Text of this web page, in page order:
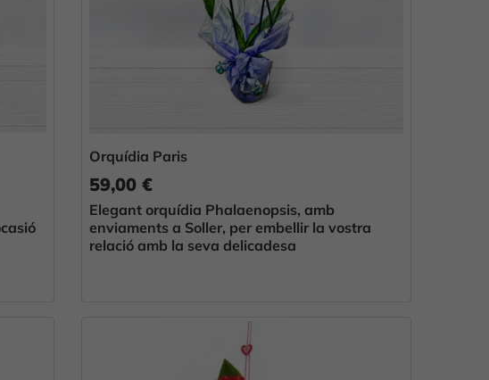
Orquídia Paris
59,00 €
Elegant orquídia Phalaenopsis, amb
enviaments a Soller, per embellir la vostra
relació amb la seva delicadesa